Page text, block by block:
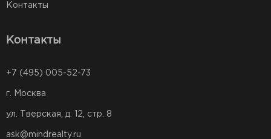
Контакты
Контакты
+7 (495) 005-52-73
г. Москва
ул. Тверская, д. 12, стр. 8
ask@mindrealty.ru